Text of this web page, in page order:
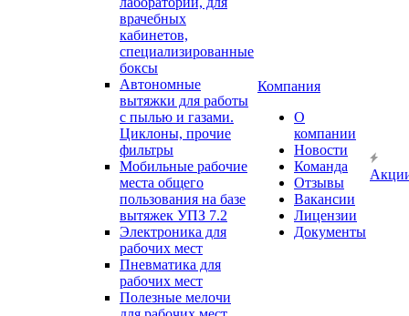
врачебных
кабинетов,
специализированные
боксы
Автономные
вытяжки для работы
с пылью и газами.
Циклоны, прочие
фильтры
Мобильные рабочие
места общего
пользования на базе
вытяжек УПЗ 7.2
Электроника для
рабочих мест
Пневматика для
рабочих мест
Полезные мелочи
Компания
О
компании
Новости
Команда
Отзывы
Вакансии
Лицензии
Документы